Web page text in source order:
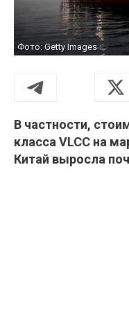
Фото: Getty Images
В частности,
класса VLCC на
Китай выросла